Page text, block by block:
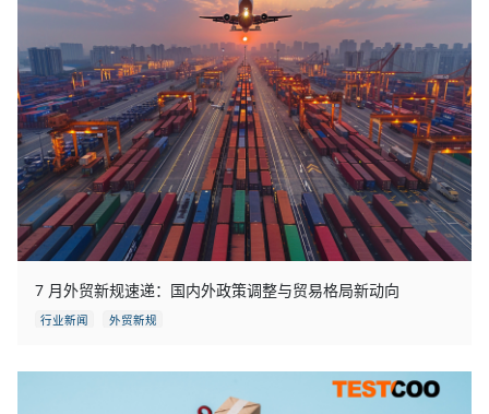
7 月外贸新规速递：国内外政策调整与贸易格局新动向
行业新闻 外贸新规